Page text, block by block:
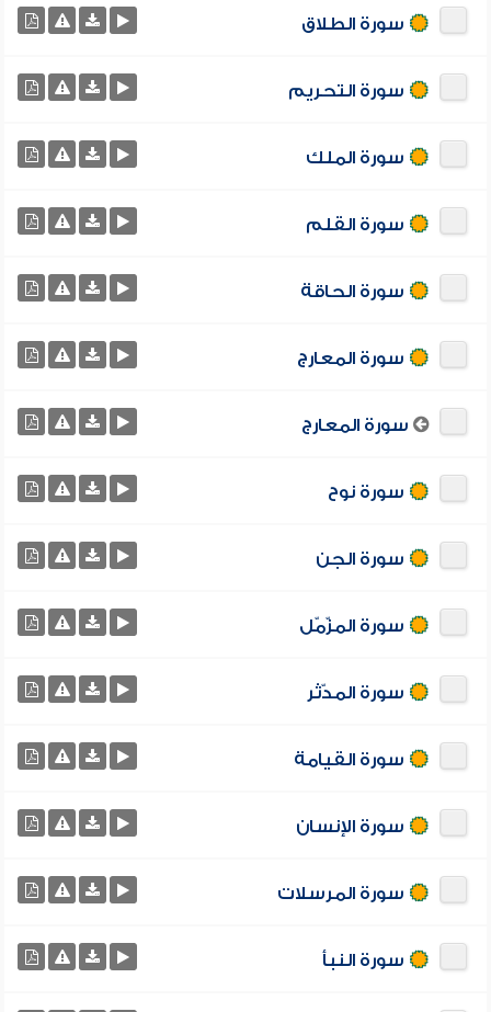
سورة الطلاق
سورة التحريم
سورة الملك
سورة القلم
سورة الحاقة
سورة المعارج
سورة المعارج
سورة نوح
سورة الجن
سورة المزّمّل
سورة المدّثر
سورة القيامة
سورة الإنسان
سورة المرسلات
سورة النبأ